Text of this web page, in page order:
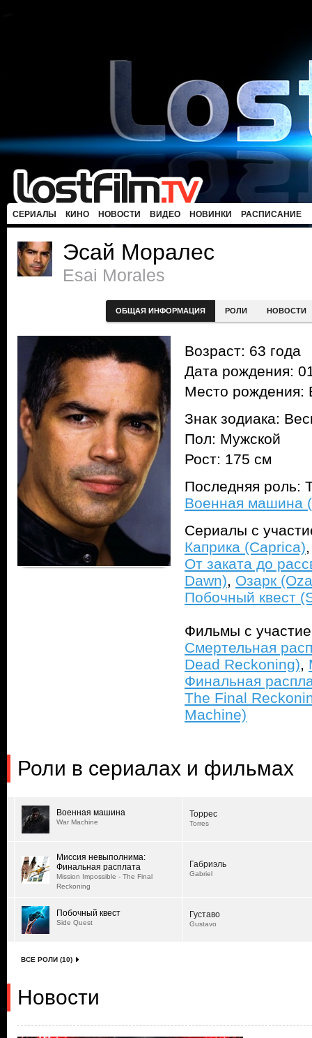
СЕРИАЛЫ КИНО НОВОСТИ ВИДЕО НОВИНКИ РАСПИСАНИЕ
Эсай Моралес
Esai Morales
ОБЩАЯ ИНФОРМАЦИЯ РОЛИ НОВОСТИ
Возраст: 63 года
Дата рождения:
Место
Знак зодиака:
Пол: Мужской
Рост: 175 см
Последняя роль:
Военная машина
Сериалы с
Каприка (Caprica)
От заката до
Dawn), Озарк
Побочный квест
Фильмы с
Смертельная
Dead Reckoning),
Финальная
The Final
Machine)
Роли в сериалах и фильмах
Военная машина
War Machine
Торрес
Torres
Миссия невыполнима:
Финальная расплата
Mission Impossible - The Final
Reckoning
Габриэль
Gabriel
Побочный квест
Side Quest
Густаво
Gustavo
ВСЕ РОЛИ (10)
Новости